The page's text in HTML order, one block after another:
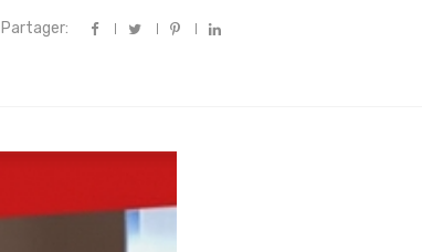
Partager: